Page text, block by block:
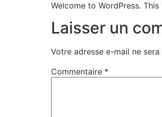
Welcome to WordPress.
Laisser un
Votre adresse e-mail ne sera
Commentaire *